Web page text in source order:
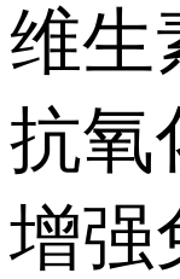
维生
抗氧
增强